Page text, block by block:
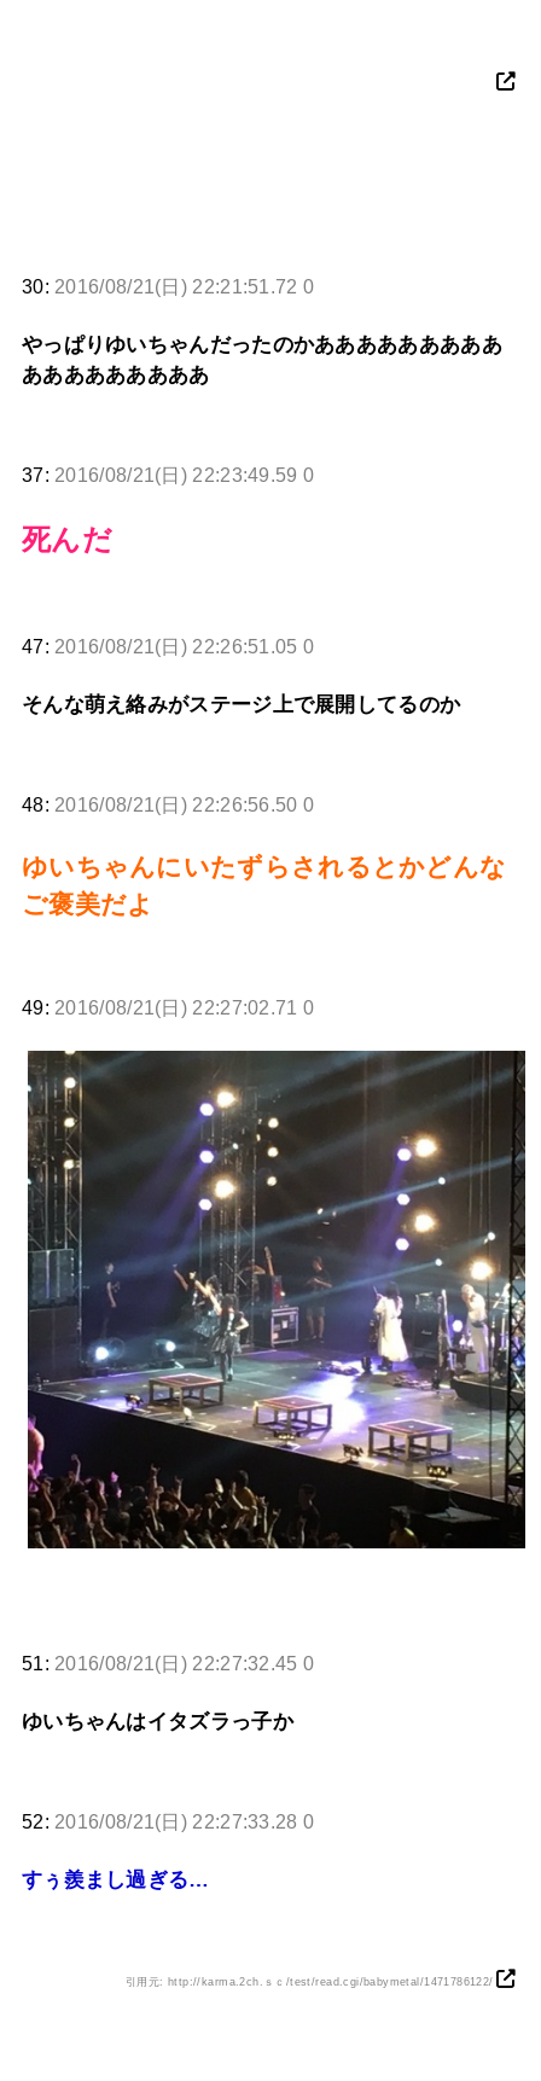
30: 2016/08/21(日) 22:21:51.72 0
やっぱりゆいちゃんだったのかあああああああああ
あああああああああ
37: 2016/08/21(日) 22:23:49.59 0
死んだ
47: 2016/08/21(日) 22:26:51.05 0
そんな萌え絡みがステージ上で展開してるのか
48: 2016/08/21(日) 22:26:56.50 0
ゆいちゃんにいたずらされるとかどんな
ご褒美だよ
49: 2016/08/21(日) 22:27:02.71 0
51: 2016/08/21(日) 22:27:32.45 0
ゆいちゃんはイタズラっ子か
52: 2016/08/21(日) 22:27:33.28 0
すぅ羨まし過ぎる…
引用元: http://karma.2ch.ｓｃ/test/read.cgi/babymetal/1471786122/